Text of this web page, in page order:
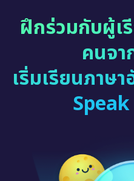
ฝึกร่วมกับผู้เ
คนจา
เริ่มเรียนภาษ